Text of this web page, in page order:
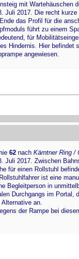
mit Wartehäuschen
Juli 2017. Die recht kurze
das Profil für die
führt zu einem
für
Hindernis. Hier befindet
angewiesen.
62 nach Kärntner Ring /
Juli 2017. Zwischen
für einen Rollstuhl
ist eine
Begleitperson in
Durchgangs im Portal,
an.
der Rampe bei